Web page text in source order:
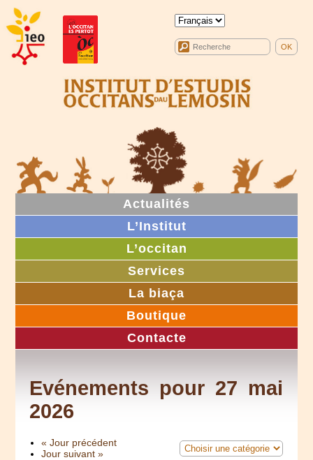
Actualités
L’Institut
L’occitan
Services
La biaça
Boutique
Contacte
Evénements pour 27 mai
2026
« Jour précédent
Jour suivant »